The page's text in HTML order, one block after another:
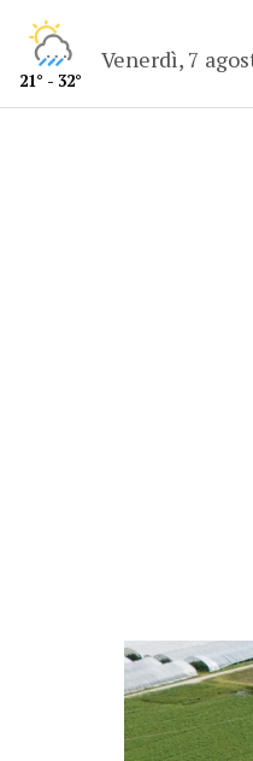
21° - 32°
Venerdì, 7